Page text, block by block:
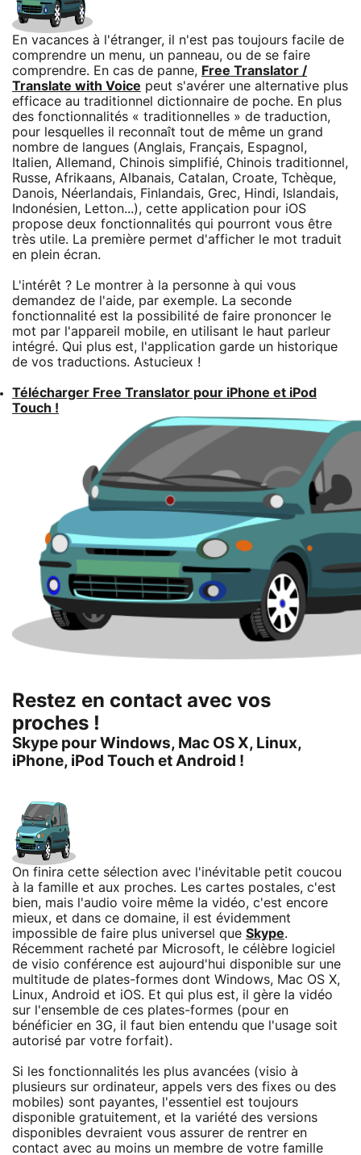
En vacances à l'étranger, il n'est pas toujours facile de
comprendre un menu, un panneau, ou de se faire
comprendre. En cas de panne, Free Translator /
Translate with Voice peut s'avérer une alternative plus
efficace au traditionnel dictionnaire de poche. En plus
des fonctionnalités « traditionnelles » de traduction,
pour lesquelles il reconnaît tout de même un grand
nombre de langues (Anglais, Français, Espagnol,
Italien, Allemand, Chinois simplifié, Chinois traditionnel,
Russe, Afrikaans, Albanais, Catalan, Croate, Tchèque,
Danois, Néerlandais, Finlandais, Grec, Hindi, Islandais,
Indonésien, Letton...), cette application pour iOS
propose deux fonctionnalités qui pourront vous être
très utile. La première permet d'afficher le mot traduit
en plein écran.
L'intérêt ? Le montrer à la personne à qui vous
demandez de l'aide, par exemple. La seconde
fonctionnalité est la possibilité de faire prononcer le
mot par l'appareil mobile, en utilisant le haut parleur
intégré. Qui plus est, l'application garde un historique
de vos traductions. Astucieux !
Télécharger Free Translator pour iPhone et iPod
Touch !
Restez en contact avec vos
proches !
Skype pour Windows, Mac OS X, Linux,
iPhone, iPod Touch et Android !
On finira cette sélection avec l'inévitable petit coucou
à la famille et aux proches. Les cartes postales, c'est
bien, mais l'audio voire même la vidéo, c'est encore
mieux, et dans ce domaine, il est évidemment
impossible de faire plus universel que Skype.
Récemment racheté par Microsoft, le célèbre logiciel
de visio conférence est aujourd'hui disponible sur une
multitude de plates-formes dont Windows, Mac OS X,
Linux, Android et iOS. Et qui plus est, il gère la vidéo
sur l'ensemble de ces plates-formes (pour en
bénéficier en 3G, il faut bien entendu que l'usage soit
autorisé par votre forfait).
Si les fonctionnalités les plus avancées (visio à
plusieurs sur ordinateur, appels vers des fixes ou des
mobiles) sont payantes, l'essentiel est toujours
disponible gratuitement, et la variété des versions
disponibles devraient vous assurer de rentrer en
contact avec au moins un membre de votre famille